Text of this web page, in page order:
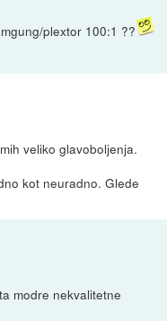
plextor 100:1 ??
veliko glavoboljenja.
kot neuradno. Glede
modre nekvalitetne